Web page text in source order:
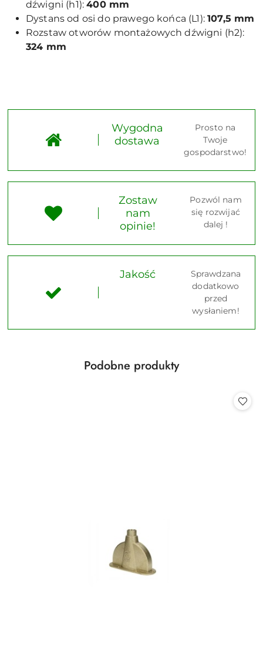
dźwigni (h1):400 mm
Dystans od osi do prawego końca (L1):107,5 mm
Rozstaw otworów montażowych dźwigni (h2):
324 mm
Wygodna
dostawa
Prosto na
Twoje
gospodarstwo!
Zostaw
nam
opinie!
Pozwól nam
się rozwijać
dalej !
Jakość
Sprawdzana
dodatkowo
przed
wysłaniem!
Pomiń karuzelę produktów
Produkty
Podobne produkty